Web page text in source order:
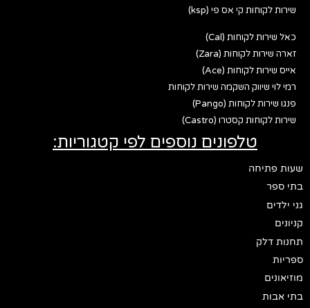
שירות לקוחות קי אס פי (ksp)
כאל שירות לקוחות (Cal)
זארה שירות לקוחות (Zara)
אייס שירות לקוחות (Ace)
רמי לוי שיווק השקמה שירות לקוחות
פנגו שירות לקוחות (Pango)
שירות לקוחות קסטרו (Castro)
טלפונים נוספים לפי קטגוריות:
שעות פתיחה
בתי ספר
גני ילדים
קניונים
תחנות דלק
ספריות
מוזיאונים
בתי אבות